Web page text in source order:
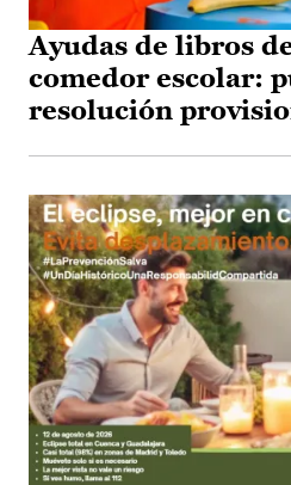
Ayudas de libros
comedor escolar:
resolución